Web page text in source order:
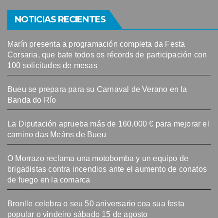
NOTICIAS RECIENTES
Marín presenta a programación completa da Festa
Corsaria, que bate todos os récords de participación con
100 solicitudes de mesas
Bueu se prepara para su Carnaval de Verano en la
Banda do Río
La Diputación aprueba más de 160.000 € para mejorar el
camino das Meáns de Bueu
O Morrazo reclama una motobomba y un equipo de
brigadistas contra incendios ante el aumento de conatos
de fuego en la comarca
Bronlle celebra o seu 50 aniversario coa sua festa
popular o vindeiro sábado 15 de agosto